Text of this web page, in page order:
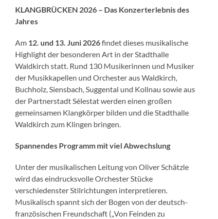
KLANGBRÜCKEN 2026 – Das Konzerterlebnis des
Jahres
Am 12. und 13. Juni 2026findet dieses musikalische
Highlight der besonderen Art in der Stadthalle
Waldkirch statt. Rund 130 Musikerinnen und Musiker
der Musikkapellen und Orchester aus Waldkirch,
Buchholz, Siensbach, Suggental und Kollnau sowie aus
der Partnerstadt Sélestat werden einen großen
gemeinsamen Klangkörper bilden und die Stadthalle
Waldkirch zum Klingen bringen.
Spannendes Programm mit viel Abwechslung
Unter der musikalischen Leitung von Oliver Schätzle
wird das eindrucksvolle Orchester Stücke
verschiedenster Stilrichtungen interpretieren.
Musikalisch spannt sich der Bogen von der deutsch-
französischen Freundschaft („Von Feinden zu